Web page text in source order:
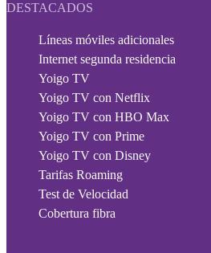
DESTACADOS
Líneas móviles adicionales
Internet segunda residencia
Yoigo TV
Yoigo TV con Netflix
Yoigo TV con HBO Max
Yoigo TV con Prime
Yoigo TV con Disney
Tarifas Roaming
Test de Velocidad
Cobertura fibra